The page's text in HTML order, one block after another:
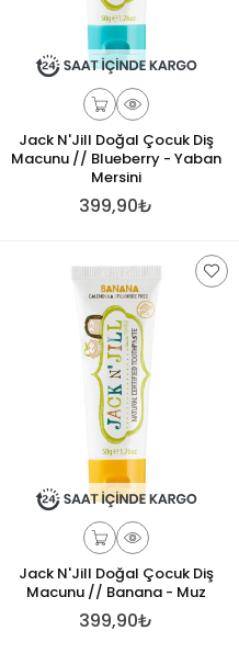
Jack N'Jill Doğal Çocuk Diş
Macunu // Blueberry - Yaban
Mersini
399,90₺
Jack N'Jill Doğal Çocuk Diş
Macunu // Banana - Muz
399,90₺